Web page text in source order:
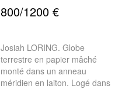
800/1200 €
Josiah LORING. Globe
terrestre en papier mâché
monté dans un anneau
méridien en laiton. Logé dans